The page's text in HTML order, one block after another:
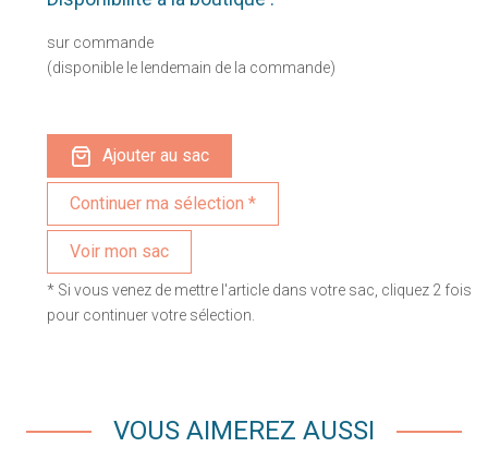
sur commande
(disponible le lendemain de la commande)
Ajouter au sac
Voir mon sac
* Si vous venez de mettre l'article dans votre sac, cliquez 2 fois
pour continuer votre sélection.
VOUS AIMEREZ AUSSI